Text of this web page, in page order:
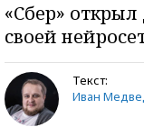
«Сбер»
своей
Текст:
Иван